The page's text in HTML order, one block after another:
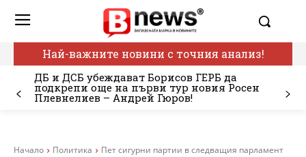
Най-важните новини с точния анализ!
ДБ и ДСБ убеждават Борисов ГЕРБ да
подкрепи още на първи тур новия Росен
Плевнелиев – Андрей Гюров!
Начало Политика Пет сигурни партии в следващия парламент